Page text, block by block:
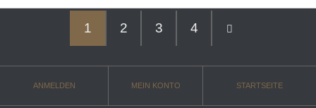
1 2 3 4
ANMELDEN MEIN KONTO STARTSEITE